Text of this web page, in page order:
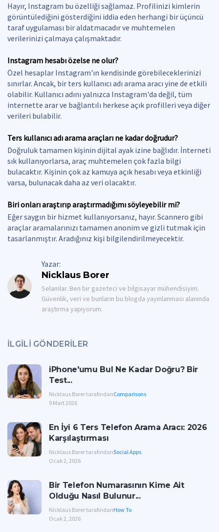
Hayır, Instagram bu özelliği sağlamaz. Profilinizi kimlerin
görüntülediğini gösterdiğini iddia eden herhangi bir üçüncü
taraf uygulaması bir aldatmacadır ve muhtemelen
verilerinizi çalmaya çalışmaktadır.
Instagram hesabı özelse ne olur?
Özel hesaplar Instagram'ın kendisinde görebileceklerinizi
sınırlar. Ancak, bir ters kullanıcı adı arama aracı yine de etkili
olabilir. Kullanıcı adını yalnızca Instagram'da değil, tüm
internette arar ve bağlantılı herkese açık profilleri veya diğer
verileri bulabilir.
Ters kullanıcı adı arama araçları ne kadar doğrudur?
Doğruluk tamamen kişinin dijital ayak izine bağlıdır. İnterneti
sık kullanıyorlarsa, araç muhtemelen çok fazla bilgi
bulacaktır. Kişinin çok az kamuya açık hesabı veya etkinliği
varsa, bulunacak daha az veri olacaktır.
Biri onları araştırıp araştırmadığımı söyleyebilir mi?
Eğer saygın bir hizmet kullanıyorsanız, hayır. Scannero gibi
araçlar aramalarınızı tamamen anonim ve gizli tutmak için
tasarlanmıştır. Aradığınız kişi bilgilendirilmeyecektir.
Yazar:
Nicklaus Borer
Selamlar. Ben bir gazeteci ve bilgisayar mühendisiyim.
Güvenlik, veri ve bunların bu blogda yayınlanması alanında
araştırma yapıyorum.
İLGILI GÖNDERILER
iPhone'umu Bul Ne Kadar Doğru? Bir
Test...
Nicklaus Borer tarafındanComparisons
9 Mart 2026
En İyi 6 Ters Telefon Arama Aracı: 2026
Karşılaştırması
Nicklaus Borer tarafındanSocial Apps
Ocak 2, 2026
Bir Telefon Numarasının Kime Ait
Olduğu Nasıl Bulunur...
Nicklaus Borer tarafındanHow To
Ocak 2, 2026